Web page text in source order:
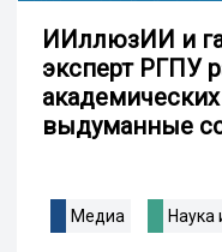
ИИллюзИИ и
эксперт РГПУ
выдуманные
Медиа Наука